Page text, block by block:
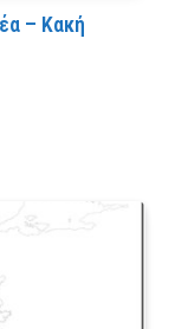
– Κακή